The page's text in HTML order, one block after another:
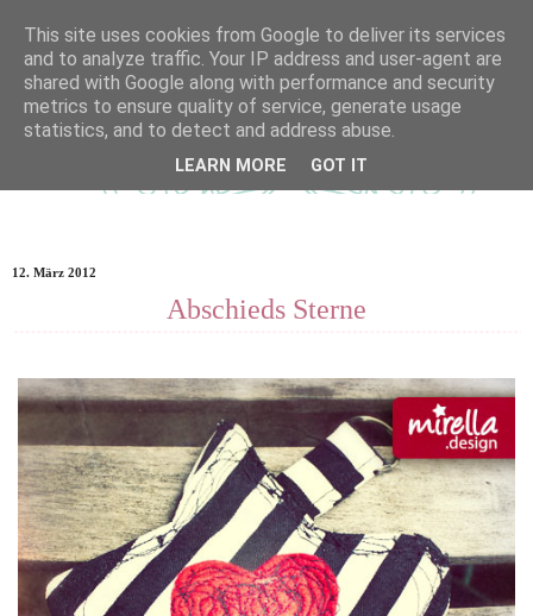
12. März 2012
Abschieds Sterne
This site uses cookies from Google to deliver its services
and to analyze traffic. Your IP address and user-agent are
shared with Google along with performance and security
metrics to ensure quality of service, generate usage
statistics, and to detect and address abuse.
LEARN MORE GOT IT